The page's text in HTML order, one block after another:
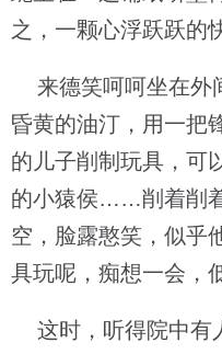
之，一颗心浮跃跃
来德笑呵呵坐在外
昏黄的油汀，用一把
的儿子削制玩具，可
的小猿侯……削着削
空，脸露憨笑，似乎
具玩呢，痴想一会
这时，听得院中有